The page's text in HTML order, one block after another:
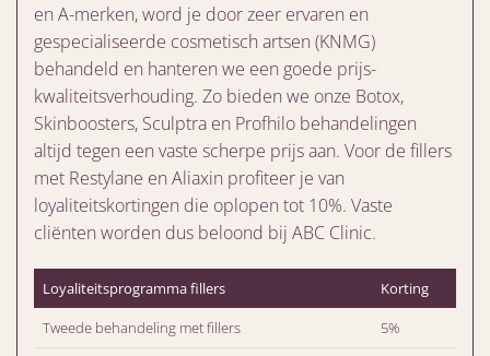
en A-merken, word je door zeer ervaren en
gespecialiseerde cosmetisch artsen (KNMG)
behandeld en hanteren we een goede prijs-
kwaliteitsverhouding. Zo bieden we onze Botox,
Skinboosters, Sculptra en Profhilo behandelingen
altijd tegen een vaste scherpe prijs aan. Voor de fillers
met Restylane en Aliaxin profiteer je van
loyaliteitskortingen die oplopen tot 10%. Vaste
cliënten worden dus beloond bij ABC Clinic.
Loyaliteitsprogramma fillers
Korting
Tweede behandeling met fillers
5%